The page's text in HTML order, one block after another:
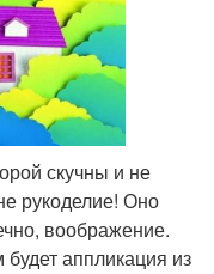
скучны и не
рукоделие! Оно
воображение.
аппликация из